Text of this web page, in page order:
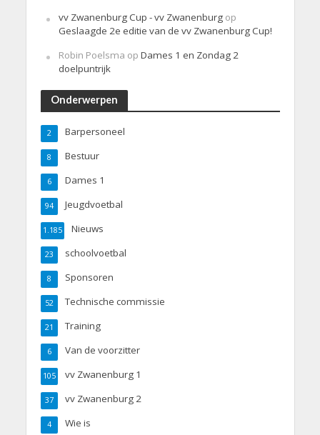
vv Zwanenburg Cup - vv Zwanenburgop
Geslaagde 2e editie van de vv Zwanenburg Cup!
Robin Poelsma op Dames 1 en Zondag 2
doelpuntrijk
Onderwerpen
Barpersoneel
2
Bestuur
8
Dames 1
6
Jeugdvoetbal
94
Nieuws
1.185
schoolvoetbal
23
Sponsoren
8
Technische commissie
52
Training
21
Van de voorzitter
6
vv Zwanenburg 1
105
vv Zwanenburg 2
37
Wie is
4